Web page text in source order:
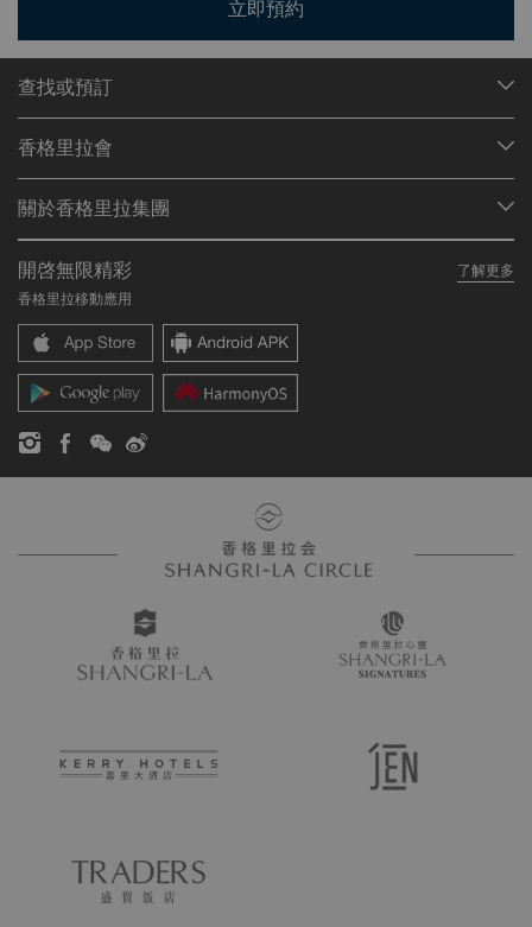
立即預約
查找或預訂
查找預訂
餐廳與酒吧
香格里拉會
加入香格里拉會
常見問題
聯絡我們
關於香格里拉集團
我們的酒店品牌
香格里拉中心
香格里拉公寓
聯繫方式
職業發展
企業社會責任
新聞稿
開啓無限精彩
了解更多
香格里拉移動應用